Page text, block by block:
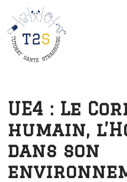
Aller
au
contenu
UE4 : Le
humain,
dans son